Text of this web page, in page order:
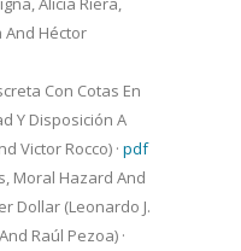
And Héctor
Con Cotas En
Y Disposición A
Victor Rocco) · pdf
Moral Hazard And
Dollar (Leonardo J.
Raúl Pezoa) ·